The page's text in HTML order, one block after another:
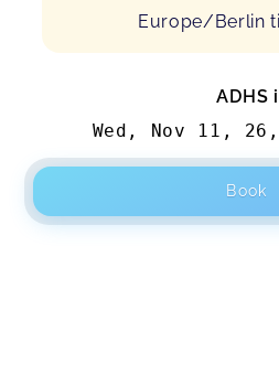
Europe/Berlin
ADHS
Wed, Nov 11, 26
Book